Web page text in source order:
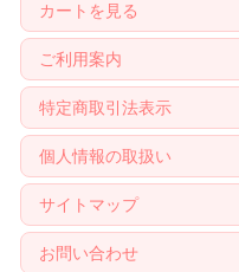
カートを見る
ご利用案内
特定商取引法表示
個人情報の取扱い
サイトマップ
お問い合わせ